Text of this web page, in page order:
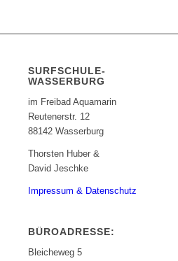
SURFSCHULE-
WASSERBURG
im Freibad Aquamarin
Reutenerstr. 12
88142 Wasserburg
Thorsten Huber &
David Jeschke
Impressum & Datenschutz
BÜROADRESSE:
Bleicheweg 5